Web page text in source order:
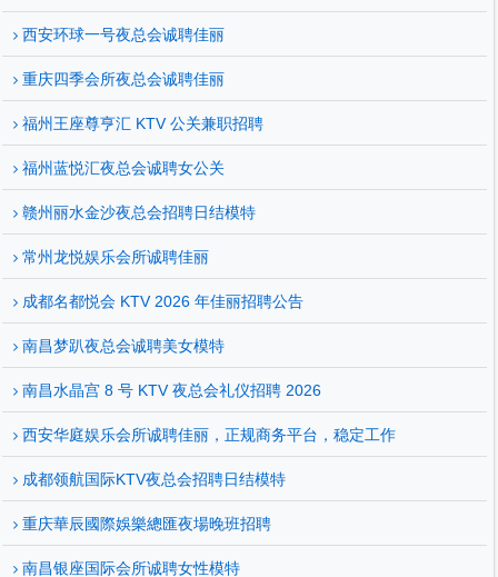
西安环球一号夜总会诚聘佳丽
重庆四季会所夜总会诚聘佳丽
福州王座尊亨汇 KTV 公关兼职招聘
福州蓝悦汇夜总会诚聘女公关
赣州丽水金沙夜总会招聘日结模特
常州龙悦娱乐会所诚聘佳丽
成都名都悦会 KTV 2026 年佳丽招聘公告
南昌梦趴夜总会诚聘美女模特
南昌水晶宫 8 号 KTV 夜总会礼仪招聘 2026
西安华庭娱乐会所诚聘佳丽，正规商务平台，稳定工作
成都领航国际KTV夜总会招聘日结模特
重庆華辰國際娛樂總匯夜場晚班招聘
南昌银座国际会所诚聘女性模特